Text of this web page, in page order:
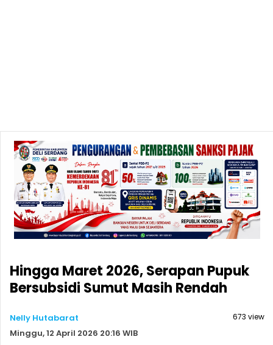
Hingga Maret 2026, Serapan Pupuk
Bersubsidi Sumut Masih Rendah
Nelly Hutabarat
Minggu, 12 April 2026 20:16 WIB
673 view